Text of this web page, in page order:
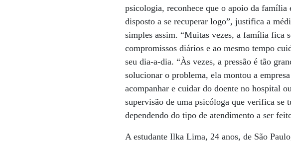
psicologia, reconhece que o apoio da família
disposto a se recuperar logo”, justifica a
simples assim. “Muitas vezes, a família fica
compromissos diários e ao mesmo tempo
seu dia-a-dia. “Às vezes, a pressão é tão
solucionar o problema, ela montou a
acompanhar e cuidar do doente no hospital
supervisão de uma psicóloga que verifica se
dependendo do tipo de atendimento a ser
A estudante Ilka Lima, 24 anos, de São